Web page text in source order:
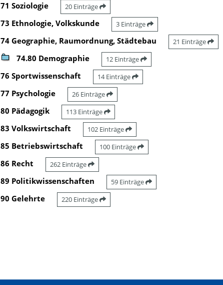
71 Soziologie 20 Einträge
73 Ethnologie, Volkskunde 3 Einträge
74 Geographie, Raumordnung, Städtebau 21 Einträge
74.80 Demographie 12 Einträge
76 Sportwissenschaft 14 Einträge
77 Psychologie 26 Einträge
80 Pädagogik 113 Einträge
83 Volkswirtschaft 102 Einträge
85 Betriebswirtschaft 100 Einträge
86 Recht 262 Einträge
89 Politikwissenschaften 59 Einträge
90 Gelehrte 220 Einträge